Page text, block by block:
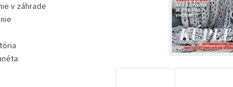
v záhrade